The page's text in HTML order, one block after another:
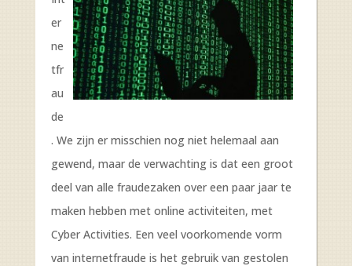
er
ne
tfr
au
de
. We zijn er misschien nog niet helemaal aan
gewend, maar de verwachting is dat een groot
deel van alle fraudezaken over een paar jaar te
maken hebben met online activiteiten, met
Cyber Activities. Een veel voorkomende vorm
van internetfraude is het gebruik van gestolen